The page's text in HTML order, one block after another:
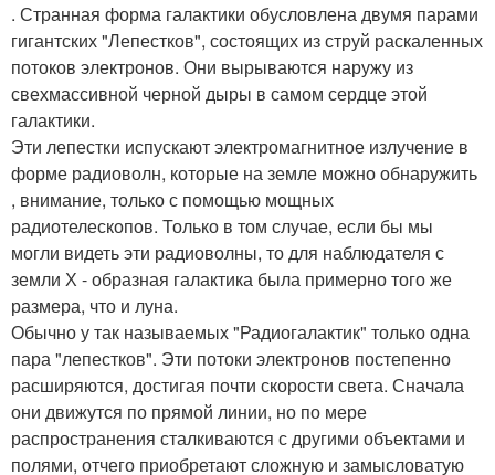
. Странная форма галактики обусловлена двумя парами
гигантских "Лепестков", состоящих из струй раскаленных
потоков электронов. Они вырываются наружу из
свехмассивной черной дыры в самом сердце этой
галактики.
Эти лепестки испускают электромагнитное излучение в
форме радиоволн, которые на земле можно обнаружить
, внимание, только с помощью мощных
радиотелескопов. Только в том случае, если бы мы
могли видеть эти радиоволны, то для наблюдателя с
земли Х - образная галактика была примерно того же
размера, что и луна.
Обычно у так называемых "Радиогалактик" только одна
пара "лепестков". Эти потоки электронов постепенно
расширяются, достигая почти скорости света. Сначала
они движутся по прямой линии, но по мере
распространения сталкиваются с другими объектами и
полями, отчего приобретают сложную и замысловатую